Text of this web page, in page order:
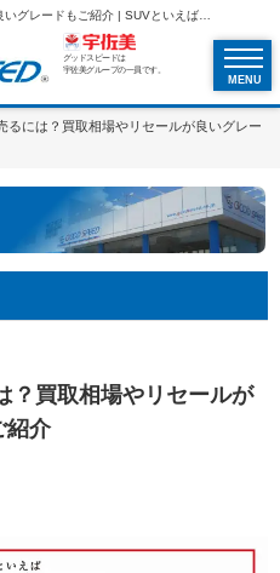
LSを高く売るには？買取相場やリセールが良いグレードもご紹介 | SUVといえばグッドスピードGOOD SPEED
グッドスピードは
宇佐美グループの一員です。
MENU
るには？買取相場やリセールが良いグレー
？買取相場やリセールが
紹介